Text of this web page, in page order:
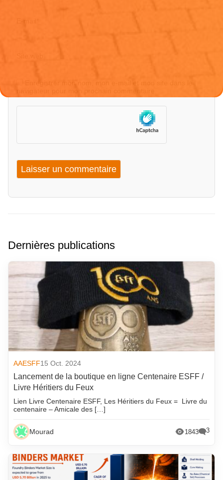
E-mail
Dernières publications
AAESFF15 Oct. 2024
Lancement de la boutique en ligne Centenaire ESFF /
Livre Héritiers du Feux
Lien Livre Centenaire ESFF, Les Héritiers du Feux = Livre du
centenaire – Amicale des […]
Mourad 1843 3